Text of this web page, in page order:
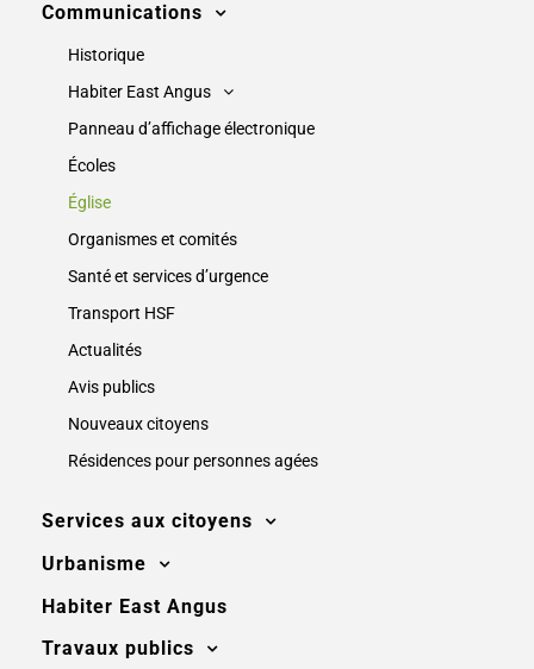
Communications
Historique
Habiter East Angus
Panneau d’affichage électronique
Écoles
Église
Organismes et comités
Santé et services d’urgence
Transport HSF
Actualités
Avis publics
Nouveaux citoyens
Résidences pour personnes agées
Services aux citoyens
Urbanisme
Habiter East Angus
Travaux publics